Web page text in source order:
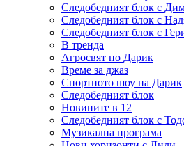
Следобедният блок с
Следобедният блок с
Следобедният блок с
В тренда
Агросвят по Дарик
Време за джаз
Спортното шоу на Дарик
Следобедният блок
Новините в 12
Следобедният блок с
Музикална програма